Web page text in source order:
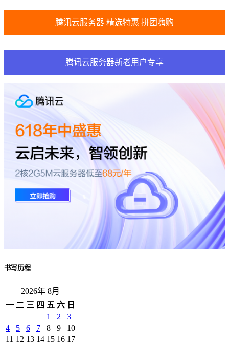
腾讯云服务器 精选特惠 拼团嗨购
腾讯云服务器新老用户专享
书写历程
2026年 8月
一 二 三 四 五 六 日
1
2
3
4
5 6 7 8 9
10
11 12 13 14 15 16 17